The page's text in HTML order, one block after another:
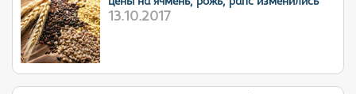
13.10.2017